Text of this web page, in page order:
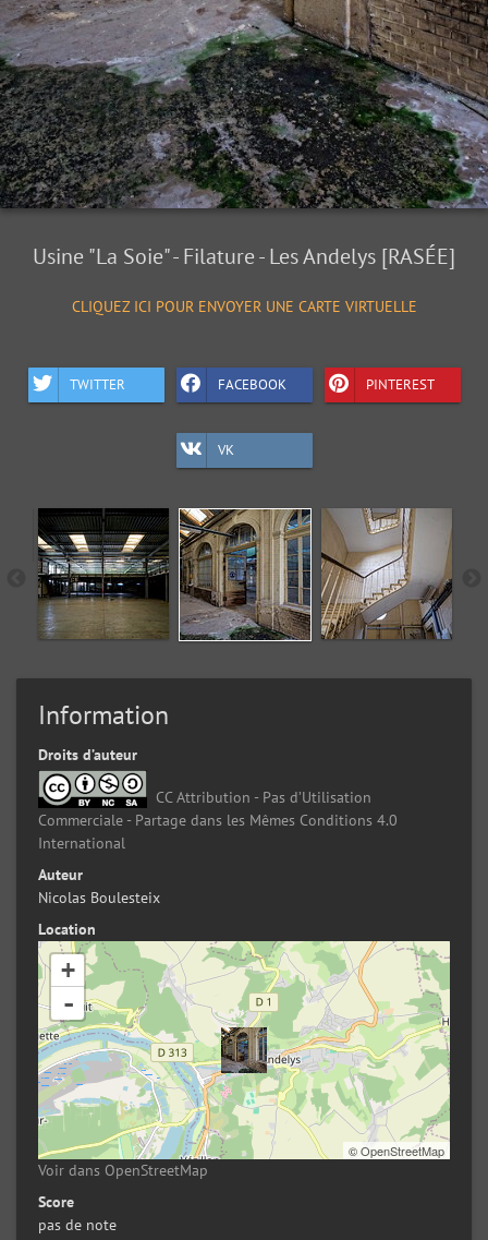
Usine "La Soie" - Filature - Les Andelys [RASÉE]
CLIQUEZ ICI POUR ENVOYER UNE CARTE VIRTUELLE
TWITTER FACEBOOK PINTEREST
VK
Information
Droits d’auteur
CC Attribution - Pas d’Utilisation
Commerciale - Partage dans les Mêmes Conditions 4.0
International
Auteur
Nicolas Boulesteix
Location
+
-
©OpenStreetMap
Voir dans OpenStreetMap
Score
pas de note